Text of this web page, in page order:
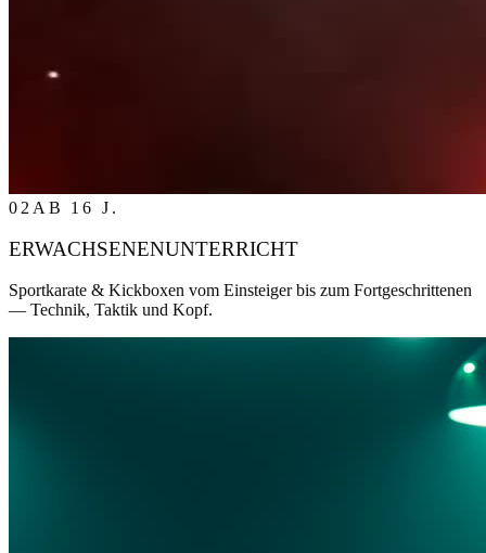
02 AB 16 J.
ERWACHSENENUNTERRICHT
Sportkarate & Kickboxen vom Einsteiger bis zum Fortgeschrittenen
— Technik, Taktik und Kopf.